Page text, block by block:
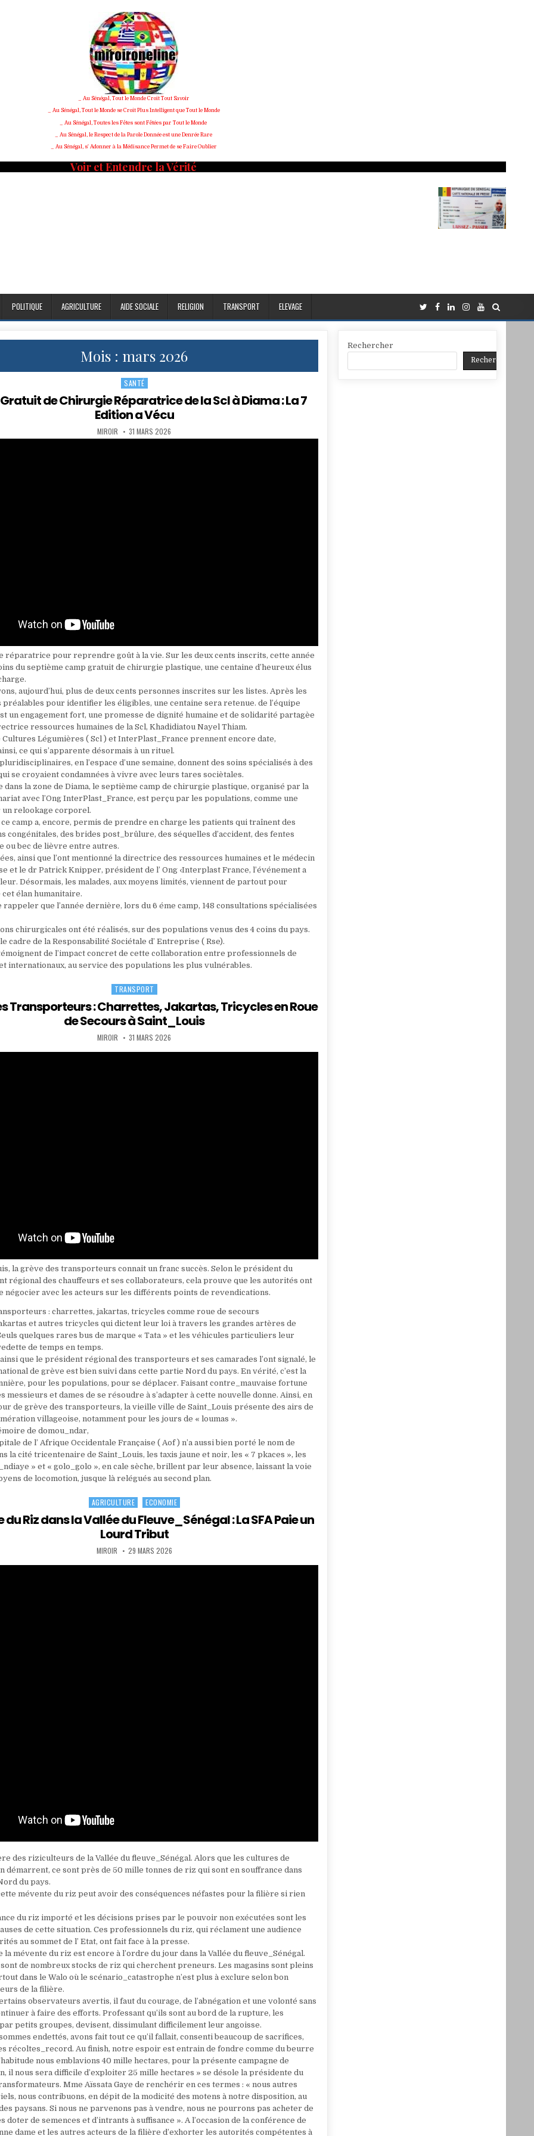
_ Au Sénégal, Tout le Monde Croit Tout Savoir
_ Au Sénégal, Tout le Monde se Croit Plus Intelligent que Tout le Monde
_ Au Sénégal, Toutes les Fêtes sont Fêtées par Tout le Monde
_ Au Sénégal, le Respect de la Parole Donnée est une Denrée Rare
_ Au Sénégal, s' Adonner à la Médisance Permet de se Faire Oublier
Voir et Entendre la Vérité
POLITIQUE AGRICULTURE AIDE SOCIALE RELIGION TRANSPORT ELEVAGE
Mois : mars 2026
Posted
in
SANTÉ
de Chirurgie Réparatrice de la Scl à Diama : La 7
Edition a Vécu
AUTHOR:
MIROIR PUBLISHED
DATE:
31 MARS 2026
réparatrice pour reprendre goût à la vie. Sur les deux cents inscrits, cette année
du septième camp gratuit de chirurgie plastique, une centaine d’heureux élus
aujourd’hui, plus de deux cents personnes inscrites sur les listes. Après les
préalables pour identifier les éligibles, une centaine sera retenue. de l’équipe
un engagement fort, une promesse de dignité humaine et de solidarité partagèe
ressources humaines de la Scl, Khadidiatou Nayel Thiam.
Cultures Légumières ( Scl ) et InterPlast_France prennent encore date,
ce qui s’apparente désormais à un rituel.
en l’espace d’une semaine, donnent des soins spécialisés à des
se croyaient condamnées à vivre avec leurs tares sociètales.
dans la zone de Diama, le septième camp de chirurgie plastique, organisé par la
avec l’Ong InterPlast_France, est perçu par les populations, comme une
un relookage corporel.
ce camp a, encore, permis de prendre en charge les patients qui traînent des
congénitales, des brides post_brûlure, des séquelles d’accident, des fentes
ou bec de lièvre entre autres.
ainsi que l’ont mentionné la directrice des ressources humaines et le médecin
et le dr Patrick Knipper, président de l’ Ong ‹Interplast France, l’événement a
Désormais, les malades, aux moyens limités, viennent de partout pour
élan humanitaire.
rappeler que l’année dernière, lors du 6 éme camp, 148 consultations spécialisées
chirurgicales ont été réalisés, sur des populations venus des 4 coins du pays.
cadre de la Responsabilité Sociétale d’ Entreprise ( Rse).
de l’impact concret de cette collaboration entre professionnels de
internationaux, au service des populations les plus vulnérables.
Posted
TRANSPORT
Transporteurs : Charrettes, Jakartas, Tricycles en Roue
de Secours à Saint_Louis
AUTHOR:
MIROIR PUBLISHED
DATE:
31 MARS 2026
la grève des transporteurs connait un franc succès. Selon le président du
régional des chauffeurs et ses collaborateurs, cela prouve que les autorités ont
négocier avec les acteurs sur les différents points de revendications.
: charrettes, jakartas, tricycles comme roue de secours
et autres tricycles qui dictent leur loi à travers les grandes artères de
quelques rares bus de marque « Tata » et les véhicules particuliers leur
de temps en temps.
que le président régional des transporteurs et ses camarades l’ont signalé, le
de grève est bien suivi dans cette partie Nord du pays. En vérité, c’est la
pour les populations, pour se déplacer. Faisant contre_mauvaise fortune
messieurs et dames de se résoudre à s’adapter à cette nouvelle donne. Ainsi, en
de grève des transporteurs, la vieille ville de Saint_Louis présente des airs de
villageoise, notamment pour les jours de « loumas ».
de domou_ndar,
de l’ Afrique Occidentale Française ( Aof ) n’a aussi bien porté le nom de
la cité tricentenaire de Saint_Louis, les taxis jaune et noir, les « 7 pkaces », les
» et « golo_golo », en cale sèche, brillent par leur absence, laissant la voie
de locomotion, jusque là relégués au second plan.
Posted
in
AGRICULTURE ECONOMIE
du Riz dans la Vallée du Fleuve_Sénégal : La SFA Paie un
Lourd Tribut
AUTHOR:
MIROIR PUBLISHED
DATE:
29 MARS 2026
des riziculteurs de la Vallée du fleuve_Sénégal. Alors que les cultures de
démarrent, ce sont près de 50 mille tonnes de riz qui sont en souffrance dans
du pays.
mévente du riz peut avoir des conséquences néfastes pour la filière si rien
du riz importé et les décisions prises par le pouvoir non exécutées sont les
de cette situation. Ces professionnels du riz, qui réclament une audience
au sommet de l’ Etat, ont fait face à la presse.
la mévente du riz est encore à l’ordre du jour dans la Vallée du fleuve_Sénégal.
sont de nombreux stocks de riz qui cherchent preneurs. Les magasins sont pleins
dans le Walo où le scénario_catastrophe n’est plus à exclure selon bon
de la filière.
observateurs avertis, il faut du courage, de l’abnégation et une volonté sans
à faire des efforts. Professant qu’ils sont au bord de la rupture, les
petits groupes, devisent, dissimulant difficilement leur angoisse.
endettés, avons fait tout ce qu’il fallait, consenti beaucoup de sacrifices,
récoltes_record. Au finish, notre espoir est entrain de fondre comme du beurre
nous emblavions 40 mille hectares, pour la présente campagne de
il nous sera difficile d’exploiter 25 mille hectares » se désole la présidente du
Mme Aïssata Gaye de renchérir en ces termes : « nous autres
nous contribuons, en dépit de la modicité des motens à notre disposition, au
paysans. Si nous ne parvenons pas à vendre, nous ne pourrons pas acheter de
doter de semences et d’intrants à suffisance ». A l’occasion de la conférence de
dame et les autres acteurs de la filière d’exhorter les autorités compétentes à
Rechercher
Rechercher